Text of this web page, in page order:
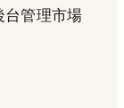
台管理市場